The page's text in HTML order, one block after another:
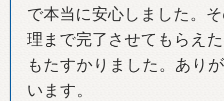
で本当に安心しました。
理まで完了させてもらえ
もたすかりました。あり
います。